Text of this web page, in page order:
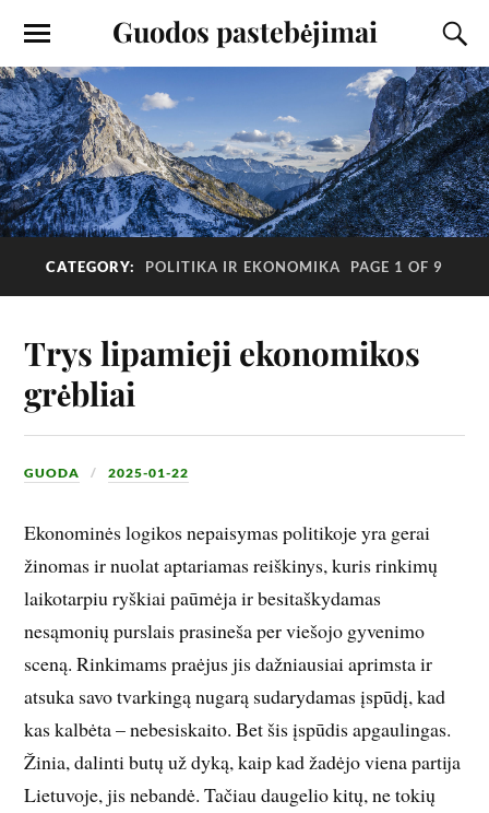
Guodos pastebėjimai
CATEGORY: POLITIKA IR EKONOMIKA PAGE 1 OF 9
Trys lipamieji ekonomikos
grėbliai
GUODA 2025-01-22
Ekonominės logikos nepaisymas politikoje yra gerai
žinomas ir nuolat aptariamas reiškinys, kuris rinkimų
laikotarpiu ryškiai paūmėja ir besitaškydamas
nesąmonių purslais prasineša per viešojo gyvenimo
sceną. Rinkimams praėjus jis dažniausiai aprimsta ir
atsuka savo tvarkingą nugarą sudarydamas įspūdį, kad
kas kalbėta – nebesiskaito. Bet šis įspūdis apgaulingas.
Žinia, dalinti butų už dyką, kaip kad žadėjo viena partija
Lietuvoje, jis nebandė. Tačiau daugelio kitų, ne tokių